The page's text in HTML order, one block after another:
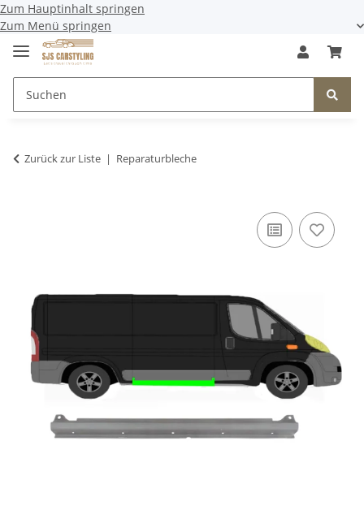
Zum Hauptinhalt springen
Zum Menü springen
Zurück zur Liste Reparaturbleche